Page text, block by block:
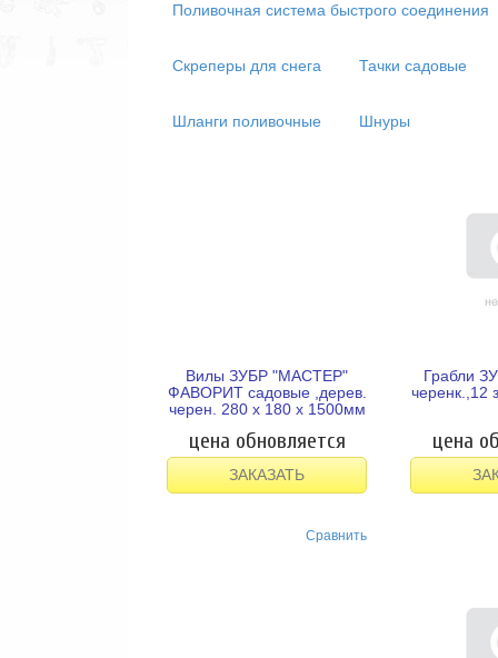
Поливочная система быстрого соединения
Скреперы для снега Тачки садовые
Шланги поливочные Шнуры
Вилы ЗУБР "МАСТЕР"
ФАВОРИТ садовые ,дерев.
черен. 280 х 180 х 1500мм
цена обновляется
ЗАКАЗАТЬ
Сравнить
Грабли
черенк.,12
цена